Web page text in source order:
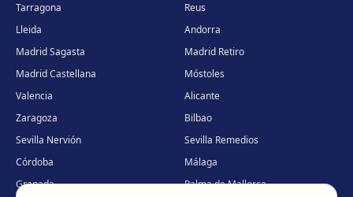
Tarragona
Reus
Lleida
Andorra
Madrid Sagasta
Madrid Retiro
Madrid Castellana
Móstoles
Valencia
Alicante
Zaragoza
Bilbao
Sevilla Nervión
Sevilla Remedios
Córdoba
Málaga
Granada
Palma de Mallorca